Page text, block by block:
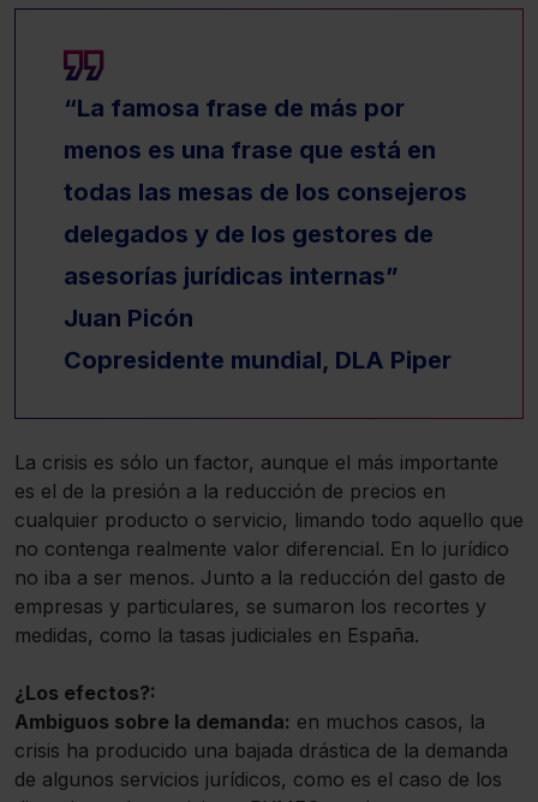
“La famosa frase de más por
menos es una frase que está en
todas las mesas de los consejeros
delegados y de los gestores de
asesorías jurídicas internas”
Juan Picón
Copresidente mundial, DLA Piper
La crisis es sólo un factor, aunque el más importante
es el de la presión a la reducción de precios en
cualquier producto o servicio, limando todo aquello que
no contenga realmente valor diferencial. En lo jurídico
no iba a ser menos. Junto a la reducción del gasto de
empresas y particulares, se sumaron los recortes y
medidas, como la tasas judiciales en España.
¿Los efectos?:
Ambiguos sobre la demanda: en muchos casos, la
crisis ha producido una bajada drástica de la demanda
de algunos servicios jurídicos, como es el caso de los